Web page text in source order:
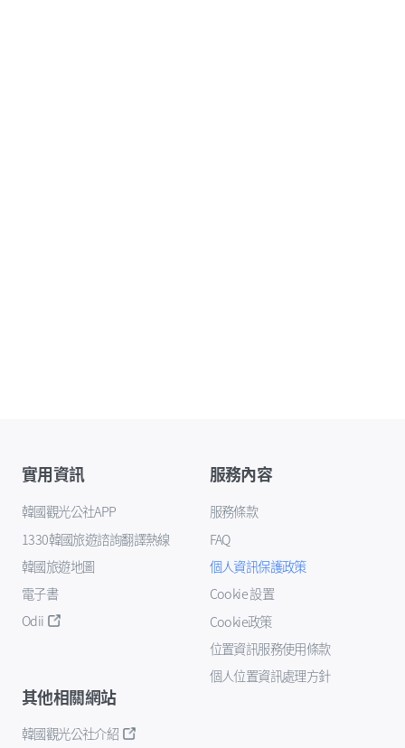
實用資訊
韓國觀光公社APP
1330韓國旅遊諮詢翻譯熱線
韓國旅遊地圖
電子書
Odii
服務內容
服務條款
FAQ
個人資訊保護政策
Cookie 設置
Cookie政策
位置資訊服務使用條款
個人位置資訊處理方針
其他相關網站
韓國觀光公社介紹